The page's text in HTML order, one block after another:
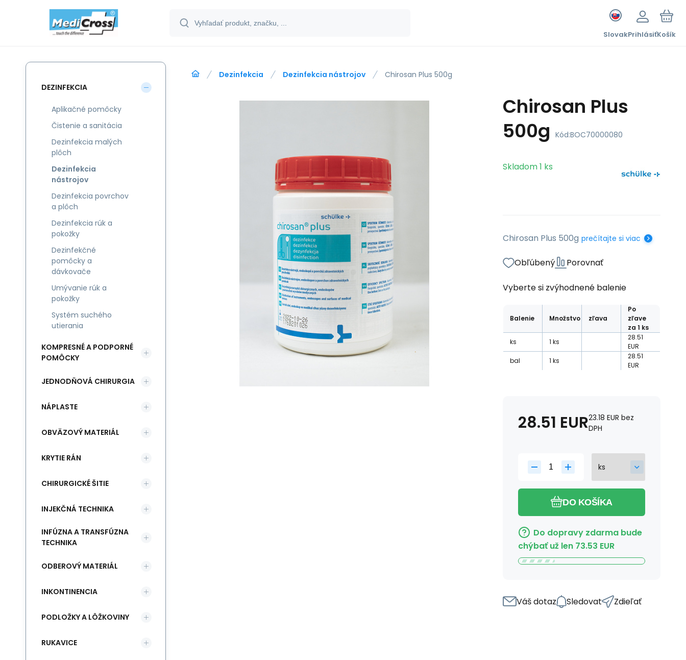
SlovakPrihlásiťKošík
Dezinfekcia Dezinfekcia nástrojov Chirosan Plus 500g
Chirosan Plus
500g Kód:BOC70000080
Skladom1 ks
Chirosan Plus 500g prečítajte si viac
Obľúbený Porovnať
Vyberte si zvýhodnené balenie
Balenie Množstvo zľava
Po
zľave
za 1 ks
ks
1 ks
28.51
EUR
bal
1 ks
28.51
EUR
28.51 EUR23.18 EUR bez
DPH
DO KOŠÍKA
Do dopravy zdarma bude
chýbať už len 73.53 EUR
Váš dotaz Sledovat Zdieľať
DEZINFEKCIA
Aplikačné pomôcky
Čistenie a sanitácia
Dezinfekcia malých
plôch
Dezinfekcia
nástrojov
Dezinfekcia povrchov
a plôch
Dezinfekcia rúk a
pokožky
Dezinfekčné
pomôcky a
dávkovače
Umývanie rúk a
pokožky
Systém suchého
utierania
KOMPRESNÉ A PODPORNÉ
POMÔCKY
JEDNODŇOVÁ CHIRURGIA
NÁPLASTE
OBVÄZOVÝ MATERIÁL
KRYTIE RÁN
CHIRURGICKÉ ŠITIE
INJEKČNÁ TECHNIKA
INFÚZNA A TRANSFÚZNA
TECHNIKA
ODBEROVÝ MATERIÁL
INKONTINENCIA
PODLOŽKY A LÔŽKOVINY
RUKAVICE